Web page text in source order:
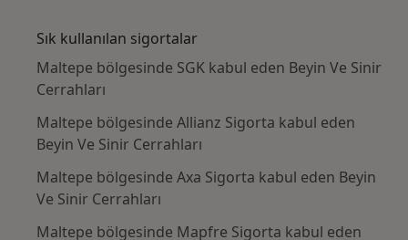
Sık kullanılan sigortalar
Maltepe bölgesinde SGK kabul eden Beyin Ve Sinir
Cerrahları
Maltepe bölgesinde Allianz Sigorta kabul eden
Beyin Ve Sinir Cerrahları
Maltepe bölgesinde Axa Sigorta kabul eden Beyin
Ve Sinir Cerrahları
Maltepe bölgesinde Mapfre Sigorta kabul eden